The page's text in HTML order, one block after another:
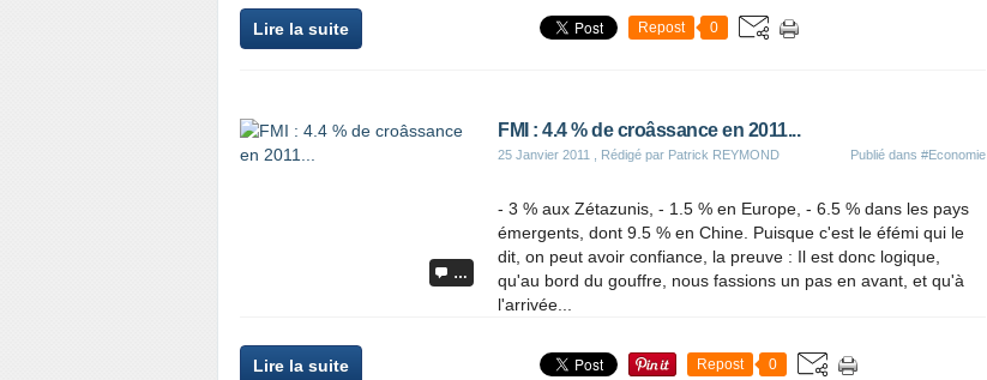
Lire la suite Repost 0
…
FMI : 4.4 % de croâssance en 2011...
25 Janvier 2011 , Rédigé par Patrick REYMOND Publié dans #Economie
- 3 % aux Zétazunis, - 1.5 % en Europe, - 6.5 % dans les pays
émergents, dont 9.5 % en Chine. Puisque c'est le éfémi qui le
dit, on peut avoir confiance, la preuve : Il est donc logique,
qu'au bord du gouffre, nous fassions un pas en avant, et qu'à
l'arrivée...
Lire la suite Repost 0